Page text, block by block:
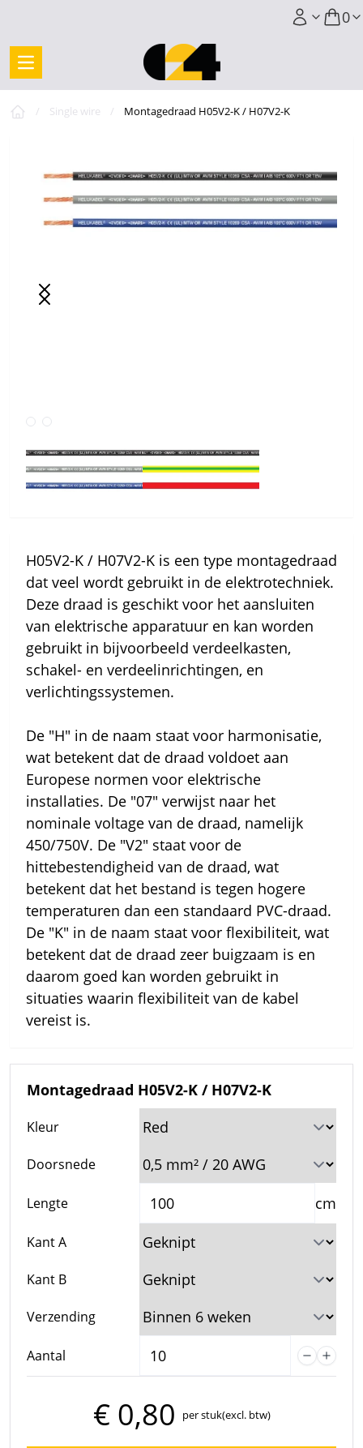
0
/ Single wire / Montagedraad H05V2-K / H07V2-K
H05V2-K / H07V2-K is een type montagedraad
dat veel wordt gebruikt in de elektrotechniek.
Deze draad is geschikt voor het aansluiten
van elektrische apparatuur en kan worden
gebruikt in bijvoorbeeld verdeelkasten,
schakel- en verdeelinrichtingen, en
verlichtingssystemen.
De "H" in de naam staat voor harmonisatie,
wat betekent dat de draad voldoet aan
Europese normen voor elektrische
installaties. De "07" verwijst naar het
nominale voltage van de draad, namelijk
450/750V. De "V2" staat voor de
hittebestendigheid van de draad, wat
betekent dat het bestand is tegen hogere
temperaturen dan een standaard PVC-draad.
De "K" in de naam staat voor flexibiliteit, wat
betekent dat de draad zeer buigzaam is en
daarom goed kan worden gebruikt in
situaties waarin flexibiliteit van de kabel
vereist is.
Montagedraad H05V2-K / H07V2-K
Kleur
Doorsnede
Lengte cm
Kant A
Kant B
Verzending
Aantal
€ 0,80 per stuk(excl. btw)